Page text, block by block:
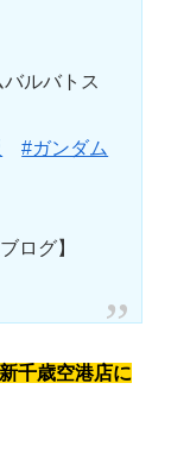
ルバトス
#ガンダム
ログ】
新千歳空港店に